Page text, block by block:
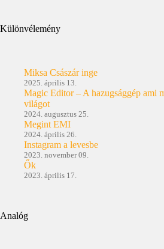
Különvélemény
Miksa Császár inge
2025. április 13.
Magic Editor – A hazugsággép ami
világot
2024. augusztus 25.
Megint EMI
2024. április 26.
Instagram a levesbe
2023. november 09.
Ők
2023. április 17.
Analóg